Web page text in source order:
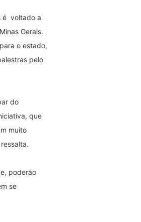
é voltado a
Gerais.
o estado,
pelo
do
que
muito
poderão
se